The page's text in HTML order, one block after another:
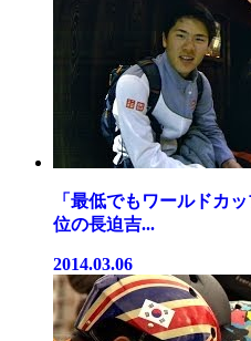
「最低でもワールドカ
位の長迫吉...
2014.03.06